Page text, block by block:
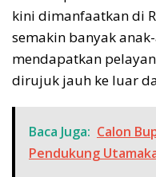
kini dimanfaatkan di
semakin banyak
mendapatkan
dirujuk jauh ke luar
Baca Juga: Calon
Pendukung